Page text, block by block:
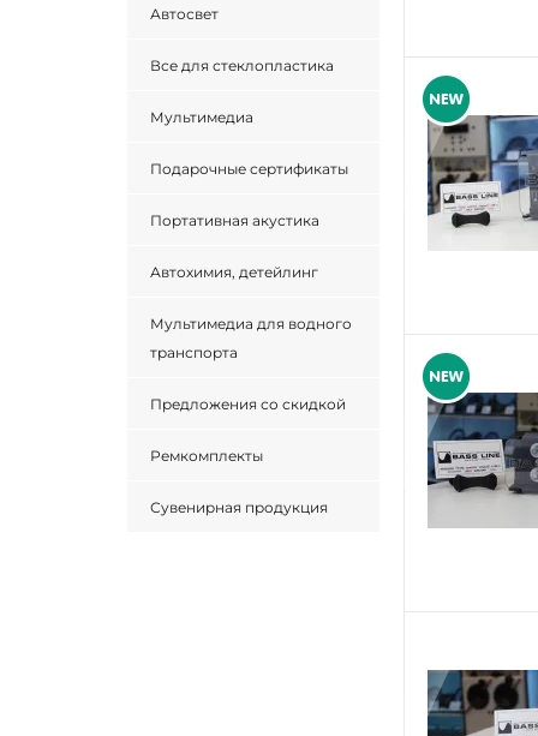
Автосвет
Все для стеклопластика
Мультимедиа
Подарочные сертификаты
Портативная акустика
Автохимия, детейлинг
Мультимедиа для водного
транспорта
Предложения со скидкой
Ремкомплекты
Сувенирная продукция